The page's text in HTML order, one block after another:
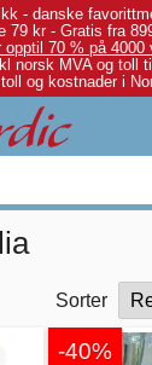
- danske
79 kr - Gratis fra
opptil 70 % på 4000
norsk MVA og toll
og kostnader i
Sorter
-40%